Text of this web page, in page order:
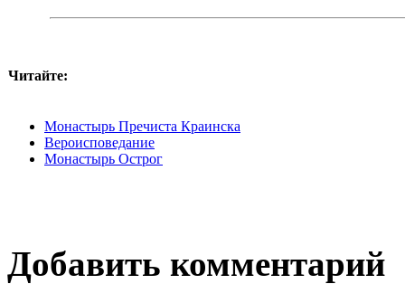
Читайте:
Монастырь Пречиста Краинска
Вероисповедание
Монастырь Острог
Добавить комментарий